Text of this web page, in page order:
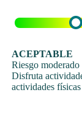
ACEPTABLE
Riesgo moderado
Disfruta
actividades